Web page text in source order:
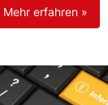
Mehr erfahren »